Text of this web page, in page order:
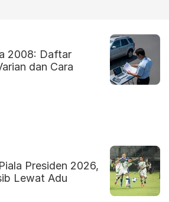
2008: Daftar
dan Cara
Presiden 2026,
Lewat Adu